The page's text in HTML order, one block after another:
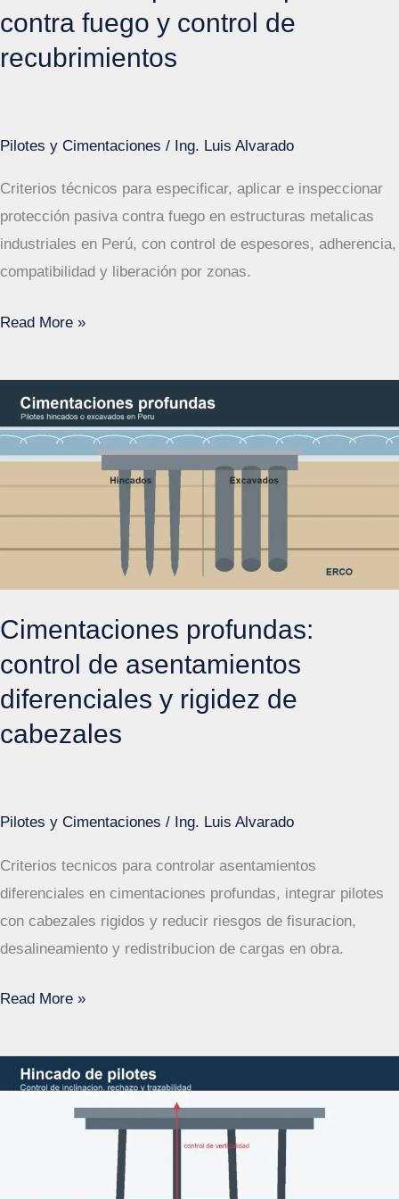
contra fuego y control de
recubrimientos
Pilotes y Cimentaciones / Ing. Luis Alvarado
Criterios técnicos para especificar, aplicar e inspeccionar
protección pasiva contra fuego en estructuras metalicas
industriales en Perú, con control de espesores, adherencia,
compatibilidad y liberación por zonas.
Estructuras
industriales:
protección
pasiva
contra
y
Read More »
Cimentaciones profundas:
control de asentamientos
diferenciales y rigidez de
cabezales
Pilotes y Cimentaciones / Ing. Luis Alvarado
Criterios tecnicos para controlar asentamientos
diferenciales en cimentaciones profundas, integrar pilotes
con cabezales rigidos y reducir riesgos de fisuracion,
desalineamiento y redistribucion de cargas en obra.
Cimentaciones
control
asentamientos
Read More »